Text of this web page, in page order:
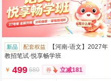
新品 配套权益
【河南-语文】2027年
教招笔试·悦享畅学班
￥ 499 680 立减181